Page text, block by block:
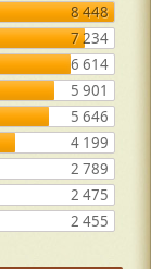
8 448
7 234
6 614
5 901
5 646
4 199
2 789
2 475
2 455